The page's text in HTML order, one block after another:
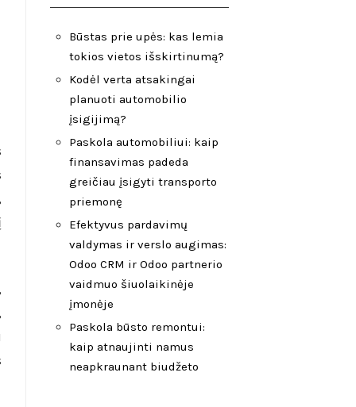
Būstas prie upės: kas lemia
tokios vietos išskirtinumą?
Kodėl verta atsakingai
planuoti automobilio
įsigijimą?
Paskola automobiliui: kaip
finansavimas padeda
greičiau įsigyti transporto
priemonę
Efektyvus pardavimų
valdymas ir verslo augimas:
Odoo CRM ir Odoo partnerio
vaidmuo šiuolaikinėje
įmonėje
Paskola būsto remontui:
kaip atnaujinti namus
neapkraunant biudžeto